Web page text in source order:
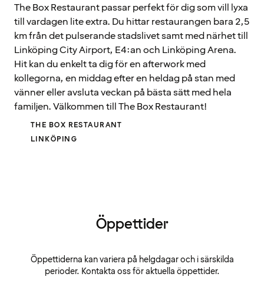
The Box Restaurant passar perfekt för dig som vill lyxa
till vardagen lite extra. Du hittar restaurangen bara 2,5
km från det pulserande stadslivet samt med närhet till
Linköping City Airport, E4:an och Linköping Arena.
Hit kan du enkelt ta dig för en afterwork med
kollegorna, en middag efter en heldag på stan med
vänner eller avsluta veckan på bästa sätt med hela
familjen. Välkommen till The Box Restaurant!
THE BOX RESTAURANT
LINKÖPING
Öppettider
Öppettiderna kan variera på helgdagar och i särskilda
perioder. Kontakta oss för aktuella öppettider.